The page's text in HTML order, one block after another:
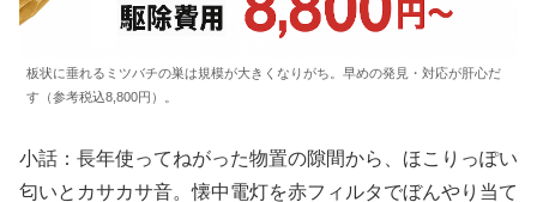
板状に垂れるミツバチの巣は規模が大きくなりがち。早めの発見・対応が肝心だ
す（参考税込8,800円）。
小話：長年使ってねがった物置の隙間から、ほこりっぽい
匂いとカサカサ音。懐中電灯を赤フィルタでぼんやり当て